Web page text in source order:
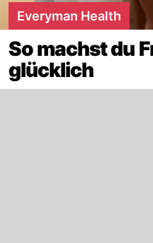
Everyman Health
So machst du
glücklich